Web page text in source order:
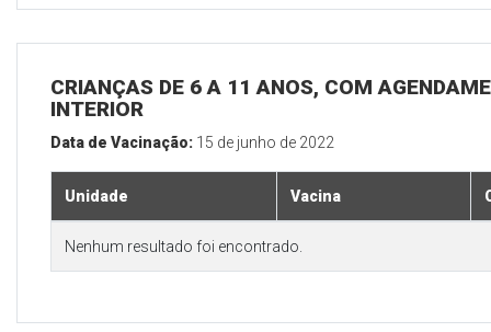
CRIANÇAS DE 6 A 11 ANOS, COM
INTERIOR
Data de Vacinação: 15 de junho de 2022
Unidade Vacina
Nenhum resultado foi encontrado.